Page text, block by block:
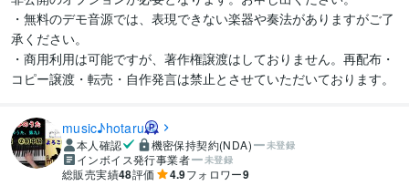
・無料のデモ音源では、表現できない楽器や奏法がありますがご了
承ください。
・商用利用は可能ですが、著作権譲渡はしておりません。再配布・
コピー譲渡・転売・自作発言は禁止とさせていただいております。
music♪hotaru
本人確認 機密保持契約(NDA) 未登録
インボイス発行事業者 未登録
総販売実績48評価 4.9フォロワー9